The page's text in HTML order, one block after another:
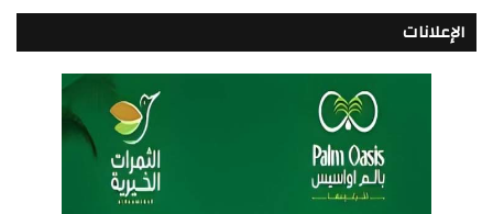
الإعلانات